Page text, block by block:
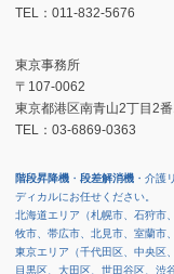
TEL：011-832-5676
東京事務所
〒107-0062
東京都港区南青山2丁目2
TEL：03-6869-0363
階段昇降機 ・ 段差解消機 ・介護
ディカルにお任せください。
北海道エリア（札幌市、石狩市
牧市、帯広市、北見市、室蘭市
東京エリア（千代田区、中央区
目黒区、大田区、世田谷区、渋